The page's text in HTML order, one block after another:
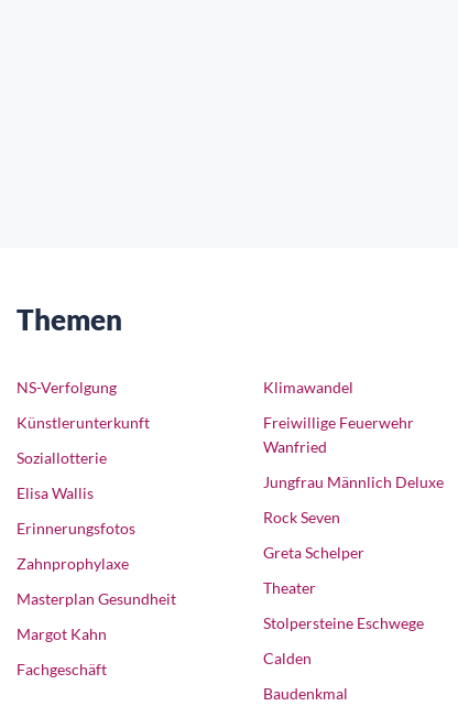
Themen
NS-Verfolgung
Künstlerunterkunft
Soziallotterie
Elisa Wallis
Erinnerungsfotos
Zahnprophylaxe
Masterplan Gesundheit
Margot Kahn
Fachgeschäft
Klimawandel
Freiwillige Feuerwehr
Wanfried
Jungfrau Männlich Deluxe
Rock Seven
Greta Schelper
Theater
Stolpersteine Eschwege
Calden
Baudenkmal